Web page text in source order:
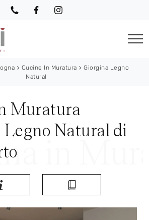
> Cucine In Muratura >Giorgina Legno
Natural
Muratura
Natural di